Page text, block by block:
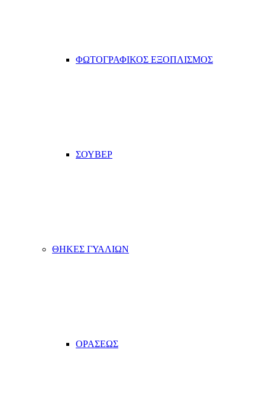
ΦΩΤΟΓΡΑΦΙΚΟΣ ΕΞΟΠΛΙΣΜΟΣ
ΣΟΥΒΕΡ
ΘΗΚΕΣ ΓΥΑΛΙΩΝ
ΟΡΑΣΕΩΣ